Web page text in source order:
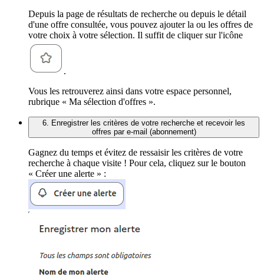
Depuis la page de résultats de recherche ou depuis le détail
d'une offre consultée, vous pouvez ajouter la ou les offres de
votre choix à votre sélection. Il suffit de cliquer sur l'icône
.
Vous les retrouverez ainsi dans votre espace personnel,
rubrique « Ma sélection d'offres ».
6. Enregistrer les critères de votre recherche et recevoir les
offres par e-mail (abonnement)
Gagnez du temps et évitez de ressaisir les critères de votre
recherche à chaque visite ! Pour cela, cliquez sur le bouton
« Créer une alerte » :